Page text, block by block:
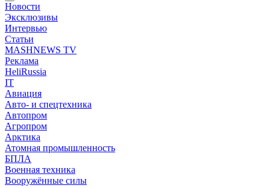
Новости
Эксклюзивы
Интервью
Статьи
MASHNEWS TV
Реклама
HeliRussia
IT
Авиация
Авто- и спецтехника
Автопром
Агропром
Арктика
Атомная промышленность
БПЛА
Военная техника
Вооружённые силы